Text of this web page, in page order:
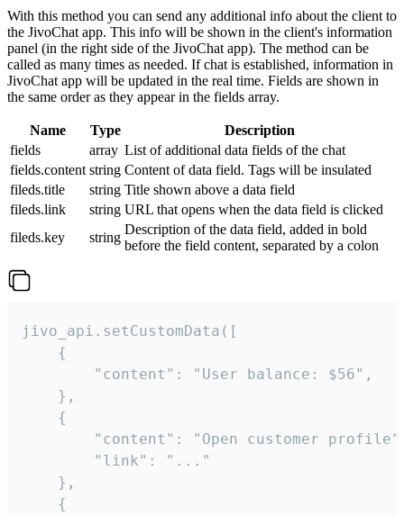
With this method you can send any additional info about the client to
the JivoChat app. This info will be shown in the client's information
panel (in the right side of the JivoChat app). The method can be
called as many times as needed. If chat is established, information in
JivoChat app will be updated in the real time. Fields are shown in
the same order as they appear in the fields array.
Name Type
Description
fields
array List of additional data fields of the chat
fields.content string Content of data field. Tags will be insulated
fileds.title
string Title shown above a data field
fileds.link
string URL that opens when the data field is clicked
fileds.key
string
Description of the data field, added in bold
before the field content, separated by a colon
jivo_api.setCustomData([
    {
        "content": "User balance: $56",
    },
    {
"content": "Open customer
        "link": "..."
    },
    {